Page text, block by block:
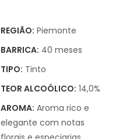
TEOR ALCOÓLICO: 14,0%
BARRICA: 40 meses
AROMA: Aroma rico e
elegante com notas
TIPO: Tinto
REGIÃO: Piemonte